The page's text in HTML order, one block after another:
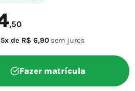
,50
5x de R$ 6,90 sem juros
Fazer matrícula